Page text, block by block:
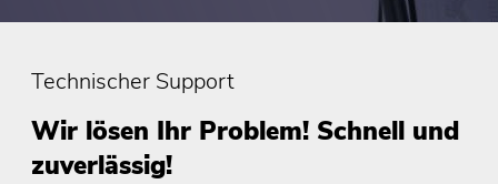
Technischer Support
Wir lösen Ihr Problem! Schnell und
zuverlässig!